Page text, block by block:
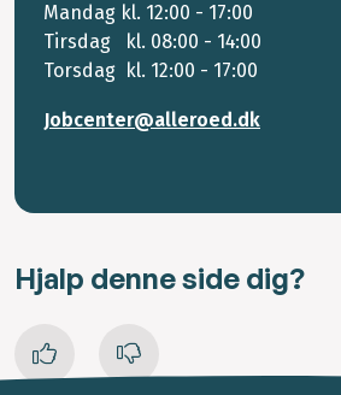
Mandag kl. 12:00 - 17:00
Tirsdag kl. 08:00 - 14:00
Torsdag kl. 12:00 - 17:00
Jobcenter@alleroed.dk
Hjalp denne side dig?